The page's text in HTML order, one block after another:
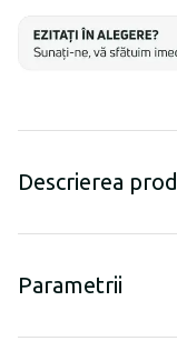
Descrierea
Parametrii